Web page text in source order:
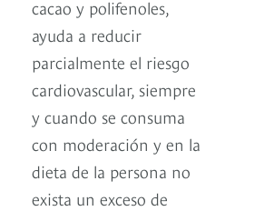
cacao y polifenoles,
ayuda a reducir
parcialmente el riesgo
cardiovascular, siempre
y cuando se consuma
con moderación y en la
dieta de la persona no
exista un exceso de